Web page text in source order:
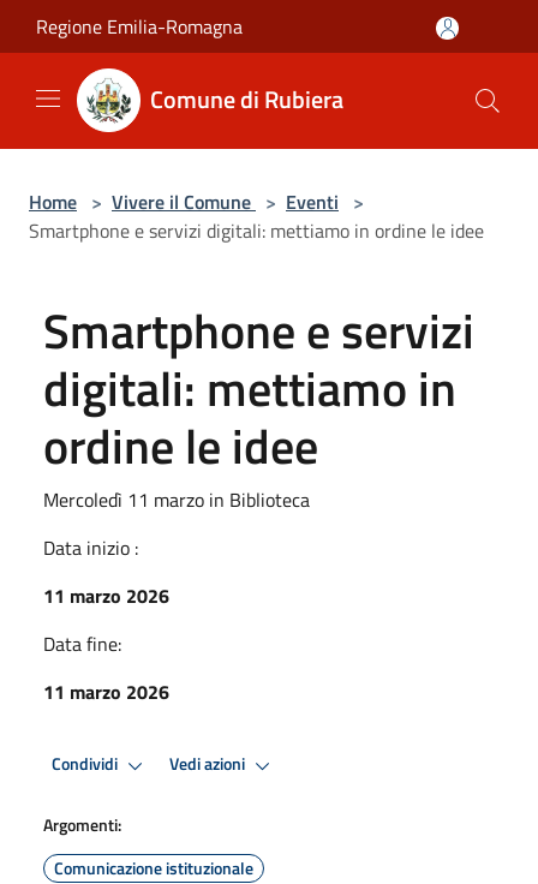
Salta al contenuto principale
Regione Emilia-Romagna
Comune di Rubiera
Home > Vivere il Comune > Eventi >
Smartphone e servizi digitali: mettiamo in ordine le idee
Smartphone e servizi
digitali: mettiamo in
ordine le idee
Mercoledì 11 marzo in Biblioteca
Data inizio :
11 marzo 2026
Data fine:
11 marzo 2026
Condividi Vedi azioni
Argomenti:
Comunicazione istituzionale